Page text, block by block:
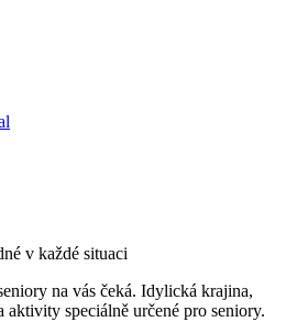
v každé situaci
na vás čeká. Idylická krajina,
speciálně určené pro seniory.